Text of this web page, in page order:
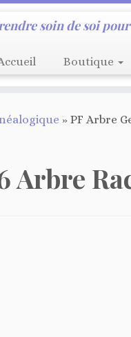
soin de soi
Boutique
» PF Arbre
Arbre